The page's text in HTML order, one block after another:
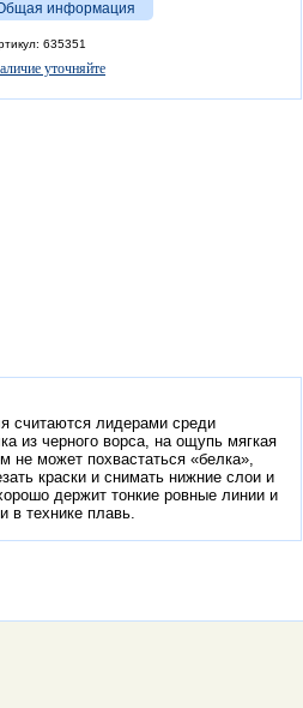
информация
635351
уточняйте
считаются лидерами среди
из черного ворса, на ощупь мягкая
не может похвастаться «белка»,
краски и снимать нижние слои и
держит тонкие ровные линии и
в технике плавь.